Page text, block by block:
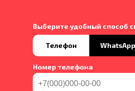
Выберите удобный способ
Телефон WhatsApp
Номер телефона